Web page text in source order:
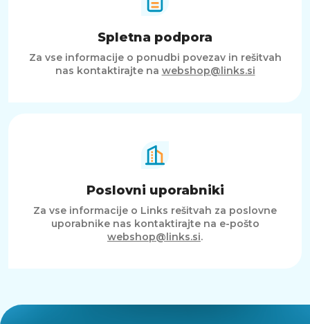
Spletna podpora
Za vse informacije o ponudbi povezav in rešitvah
nas kontaktirajte na webshop@links.si
Poslovni uporabniki
Za vse informacije o Links rešitvah za poslovne
uporabnike nas kontaktirajte na e-pošto
webshop@links.si.